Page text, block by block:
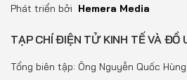
Phát triển bởi Hemera Media
TẠP CHÍ ĐIỆN TỬ KINH TẾ VÀ ĐỒ
Tổng biên tập: Ông Nguyễn Quốc Hùng